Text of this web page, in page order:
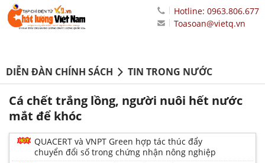
Hotline: 0963.806.677
Toasoan@vietq.vn
DIỄN ĐÀN CHÍNH SÁCH TIN TRONG NƯỚC
Cá chết trắng lồng, người nuôi hết nước
mắt để khóc
QUACERT và VNPT Green hợp tác thúc đẩy
chuyển đổi số trong chứng nhận nông nghiệp